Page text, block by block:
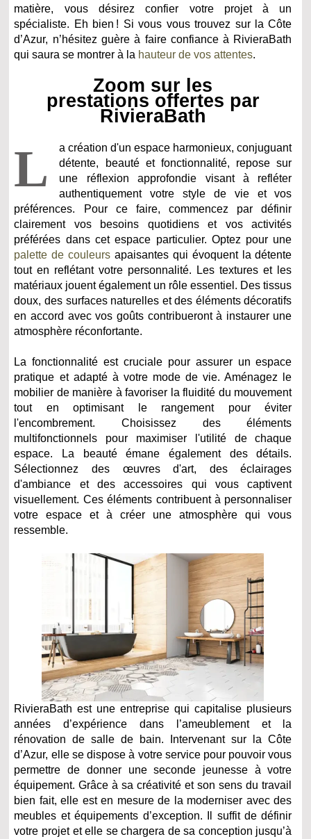
matière, vous désirez confier votre projet à un
spécialiste. Eh bien ! Si vous vous trouvez sur la Côte
d’Azur, n’hésitez guère à faire confiance à RivieraBath
qui saura se montrer à la hauteur de vos attentes.
Zoom sur les
prestations offertes par
RivieraBath
L
a création d'un espace harmonieux, conjuguant
détente, beauté et fonctionnalité, repose sur
une réflexion approfondie visant à refléter
authentiquement votre style de vie et vos
préférences. Pour ce faire, commencez par définir
clairement vos besoins quotidiens et vos activités
préférées dans cet espace particulier. Optez pour une
palette de couleurs apaisantes qui évoquent la détente
tout en reflétant votre personnalité. Les textures et les
matériaux jouent également un rôle essentiel. Des tissus
doux, des surfaces naturelles et des éléments décoratifs
en accord avec vos goûts contribueront à instaurer une
atmosphère réconfortante.
La fonctionnalité est cruciale pour assurer un espace
pratique et adapté à votre mode de vie. Aménagez le
mobilier de manière à favoriser la fluidité du mouvement
tout en optimisant le rangement pour éviter
l'encombrement. Choisissez des éléments
multifonctionnels pour maximiser l'utilité de chaque
espace. La beauté émane également des détails.
Sélectionnez des œuvres d'art, des éclairages
d'ambiance et des accessoires qui vous captivent
visuellement. Ces éléments contribuent à personnaliser
votre espace et à créer une atmosphère qui vous
ressemble.
RivieraBath est une entreprise qui capitalise plusieurs
années d’expérience dans l’ameublement et la
rénovation de salle de bain. Intervenant sur la Côte
d’Azur, elle se dispose à votre service pour pouvoir vous
permettre de donner une seconde jeunesse à votre
équipement. Grâce à sa créativité et son sens du travail
bien fait, elle est en mesure de la moderniser avec des
meubles et équipements d’exception. Il suffit de définir
votre projet et elle se chargera de sa conception jusqu’à